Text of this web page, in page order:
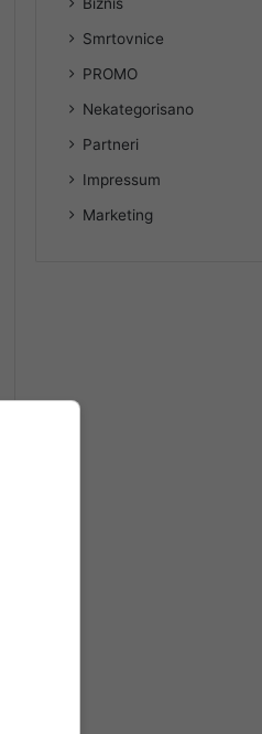
Smrtovnice
PROMO
Nekategorisano
Partneri
Impressum
Marketing